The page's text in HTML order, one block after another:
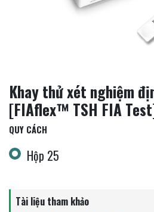
Khay thử xét nghiệm
[FIAflex™ TSH FIA
QUY CÁCH
Hộp 25
Tài liệu tham khảo